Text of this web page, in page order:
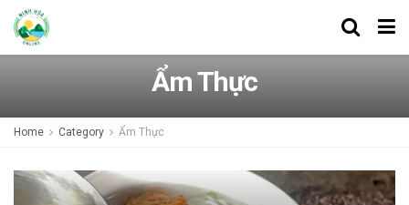
Ẩm Thực
Home Category Ẩm Thực